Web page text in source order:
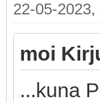
22-05-2023,
moi
...kuna